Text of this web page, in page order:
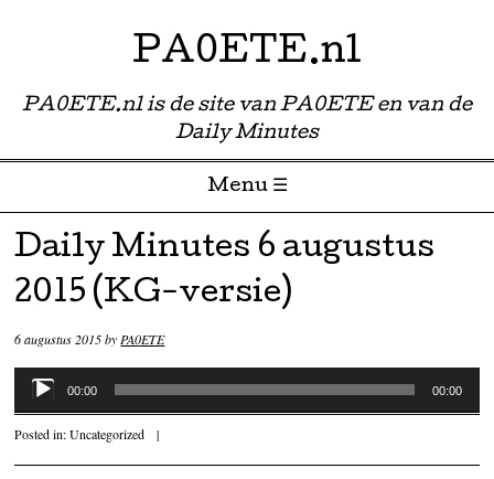
PA0ETE.nl
PA0ETE.nl is de site van PA0ETE en van de
Daily Minutes
Menu ☰
Skip to content
Daily Minutes 6 augustus
2015 (KG-versie)
6 augustus 2015byPA0ETE
Audiospeler
00:00 00:00
Posted in:Uncategorized |